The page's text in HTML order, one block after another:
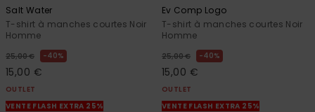
Salt Water
T-shirt à manches courtes Noir
Homme
25,00 € 40%
15,00 €
OUTLET
VENTE FLASH EXTRA 25%
Ev Comp Logo
T-shirt à manches courtes Noir
Homme
25,00 € 40%
15,00 €
OUTLET
VENTE FLASH EXTRA 25%